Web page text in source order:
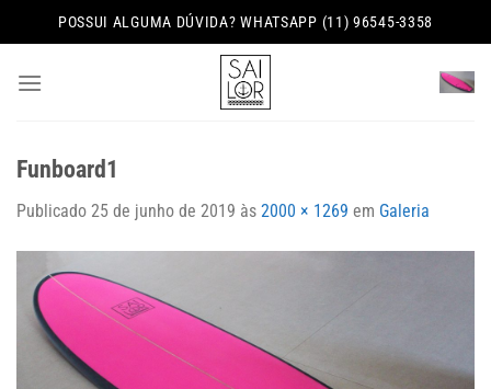
to
POSSUI ALGUMA DÚVIDA? WHATSAPP (11) 96545-3358
Funboard1
Publicado 25 de junho de 2019 às 2000 × 1269 em Galeria